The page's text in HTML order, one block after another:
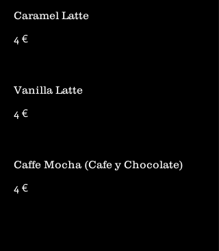
Caramel Latte
4 €
Vanilla Latte
4 €
Caffe Mocha (Cafe y Chocolate)
4 €